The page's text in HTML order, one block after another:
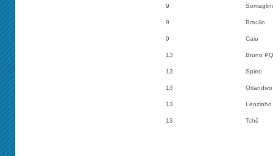
9
9 Braulio
9 Caio
13 Bruno PQ
13 Spirro
13 Orlandivo
13 Leozinho
13 Tchê